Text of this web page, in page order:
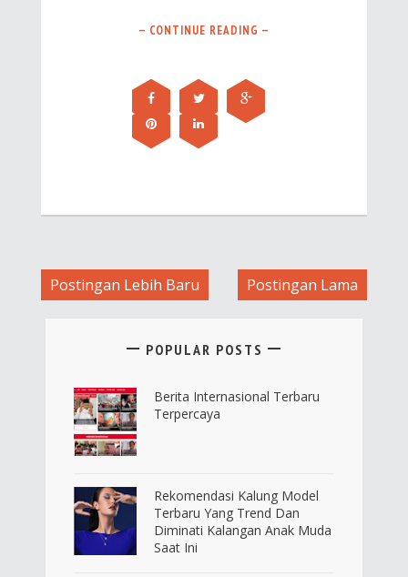
— CONTINUE READING —
Postingan Lebih Baru Postingan Lama
POPULAR POSTS
Berita Internasional Terbaru
Terpercaya
Rekomendasi Kalung Model
Terbaru Yang Trend Dan
Diminati Kalangan Anak Muda
Saat Ini